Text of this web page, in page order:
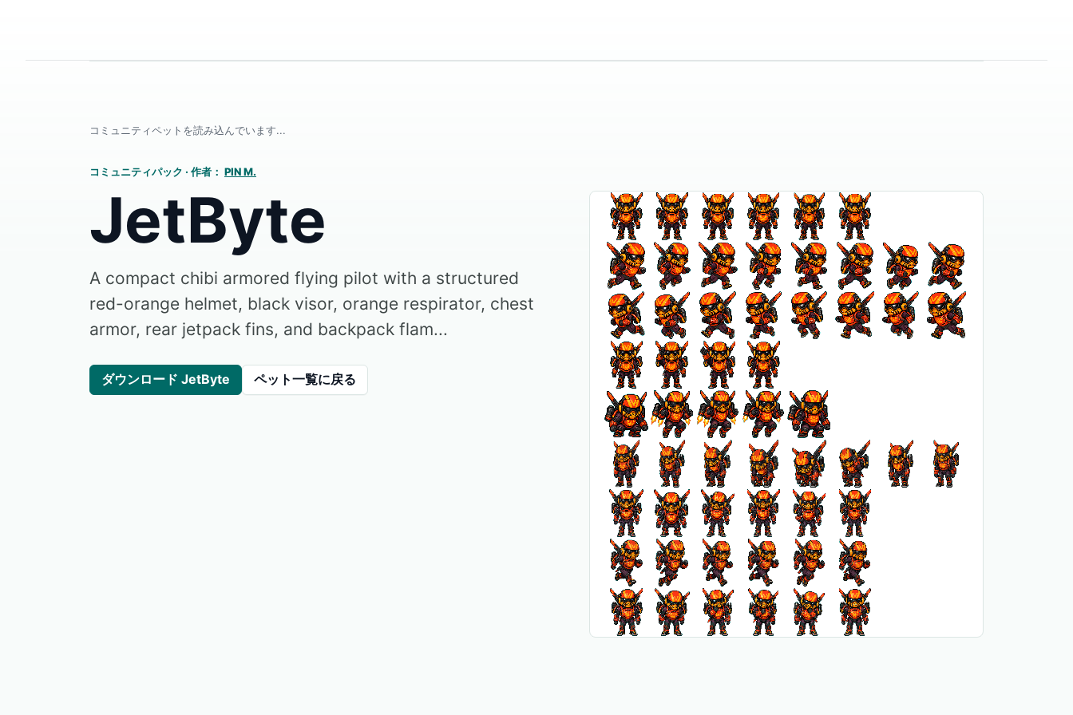
コミュニティペットを読み込んでいます...
コミュニティパック · 作者： PIN M.
JetByte
A compact chibi armored flying pilot with a structured
red-orange helmet, black visor, orange respirator, chest
armor, rear jetpack fins, and backpack flam...
ダウンロード JetByte ペット一覧に戻る